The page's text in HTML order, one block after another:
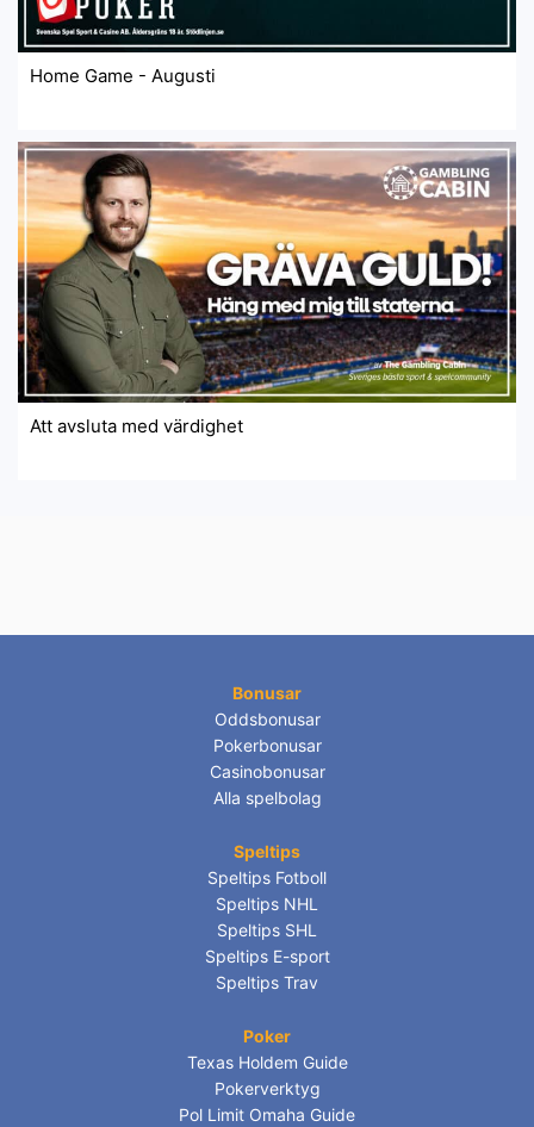
Home Game - Augusti
Att avsluta med värdighet
Bonusar
Oddsbonusar
Pokerbonusar
Casinobonusar
Alla spelbolag
Speltips
Speltips Fotboll
Speltips NHL
Speltips SHL
Speltips E-sport
Speltips Trav
Poker
Texas Holdem Guide
Pokerverktyg
Pol Limit Omaha Guide